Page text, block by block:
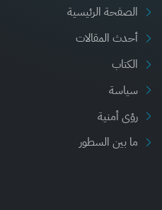
الصفحة الرئيسية
أحدث المقالات
الكتاب
سياسة
رؤى أمنية
ما بين السطور